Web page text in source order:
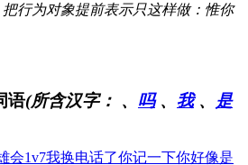
把行为对象提前表示只这样做：惟你
语(所含汉字： 、 吗、 我、 是
会1v7我换电话了你记一下你好像是